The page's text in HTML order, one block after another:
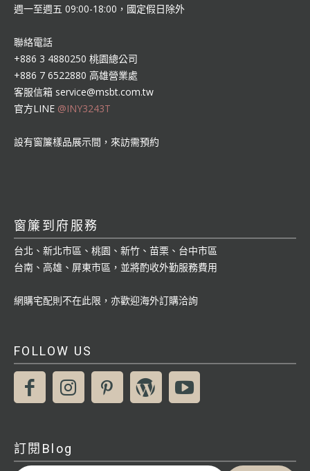
週一至週五 09:00-18:00，國定假日除外
聯絡電話
+886 3 4880250 桃園總公司
+886 7 6522880 高雄營業處
客服信箱 service@msbt.com.tw
官方LINE @INY3243T
設有窗簾樣品展示間，來訪需預約
窗簾到府服務
台北、新北市區、桃園、新竹、苗栗、台中市區
台南、高雄、屏東市區，並將酌收外勤服務費用
網購宅配則不在此限，亦歡迎海外訂購洽詢
FOLLOW US
訂閱Blog
輸入你的電子郵件地址…